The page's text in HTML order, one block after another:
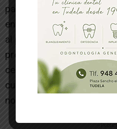
para reconocer
entidades que han
al progreso de la
proyección exterior.
centenar de personas
cuyo diseño evoca la
nombre.